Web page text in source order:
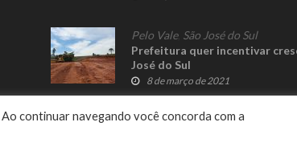
Pelo Vale, São José do Sul
Prefeitura quer incentivar
José do Sul
8 de março de 2021
continuar navegando você concorda com a